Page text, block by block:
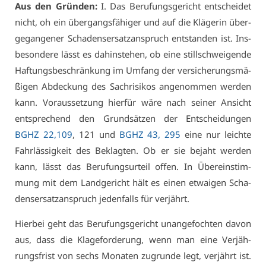
Aus den Grün­den:I. Das Be­ru­fungs­ge­richt ent­schei­det
nicht, oh ein über­gangs­fä­hi­ger und auf die Klä­ge­rin über­
ge­gan­ge­ner Scha­dens­er­satz­an­spruch ent­stan­den ist. Ins­
be­son­de­re lässt es da­hin­ste­hen, ob ei­ne still­schwei­gen­de
Haf­tungs­be­schrän­kung im Um­fang der ver­si­che­rungs­mä­
ßi­gen Ab­de­ckung des Sach­ri­si­kos an­ge­nom­men wer­den
kann. Vor­aus­set­zung hier­für wä­re nach sei­ner An­sicht
ent­spre­chend den Grund­sät­zen der Ent­schei­dun­gen
BGHZ 22,109, 121 und BGHZ 43, 295 ei­ne nur leich­te
Fahr­läs­sig­keit des Be­klag­ten. Ob er sie be­jaht wer­den
kann, lässt das Be­ru­fungs­ur­teil of­fen. In Über­ein­stim­
mung mit dem Land­ge­richt hält es ei­nen et­wai­gen Scha­
dens­er­satz­an­spruch je­den­falls für ver­jährt.
Hier­bei geht das Be­ru­fungs­ge­richt un­an­ge­foch­ten da­von
aus, dass die Kla­ge­for­de­rung, wenn man ei­ne Ver­jäh­
rungs­frist von sechs Mo­na­ten zu­grun­de legt, ver­jährt ist.